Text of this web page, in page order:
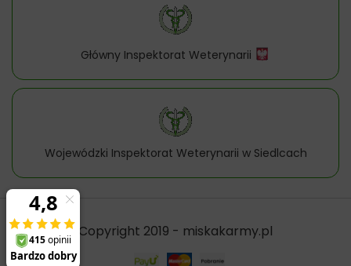
Główny Inspektorat Weterynarii
Wojewódzki Inspektorat Weterynarii w Siedlcach
Copyright 2019 - miskakarmy.pl